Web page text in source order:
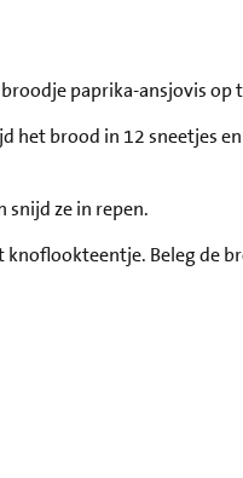
paprika-ansjovis op
het brood in 12 sneetjes
snijd ze in repen.
Beleg de